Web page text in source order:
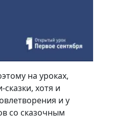
на уроках,
хотя и
и у
со сказочным